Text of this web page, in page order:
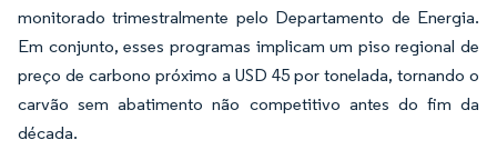
monitorado trimestralmente pelo Departamento de Energia.
Em conjunto, esses programas implicam um piso regional de
preço de carbono próximo a USD 45 por tonelada, tornando o
carvão sem abatimento não competitivo antes do fim da
década.